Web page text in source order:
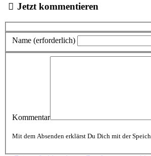
Jetzt kommentieren
Name (erforderlich)
Kommentar